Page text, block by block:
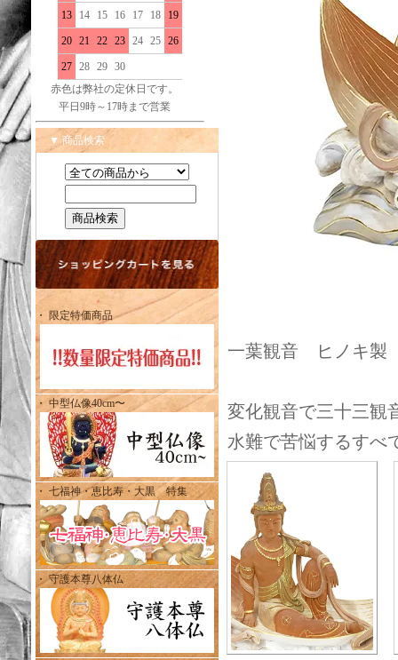
13 14 15 16 17 18 19
20 21 22 23 24 25 26
27 28 29 30
赤色は弊社の定休日です。
平日9時～17時まで営業
▼ 商品検索
・ 限定特価商品
・ 中型仏像40cm〜
・ 七福神・恵比寿・大黒 特集
・ 守護本尊八体仏
一葉観音 ヒノキ製
変化観音で三十三観
水難で苦悩するすべ